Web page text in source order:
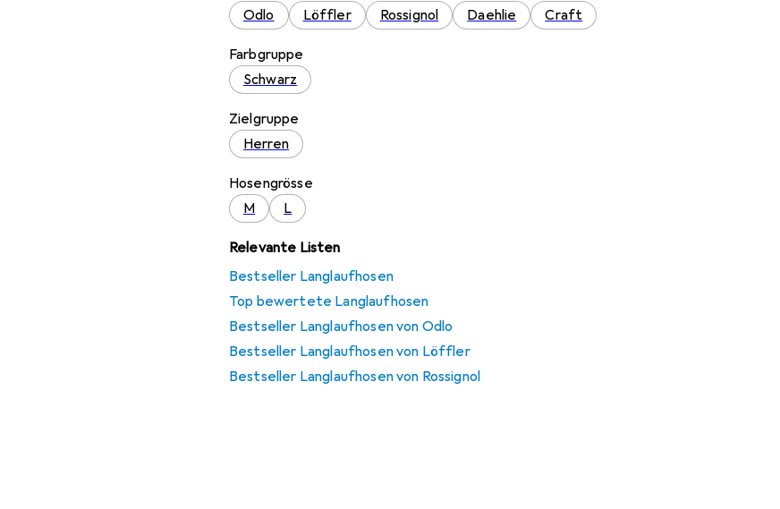
Odlo
Löffler Rossignol Daehlie Craft
Farbgruppe
Schwarz
Zielgruppe
Herren
Hosengrösse
M
L
Relevante Listen
Bestseller Langlaufhosen
Top bewertete Langlaufhosen
Bestseller Langlaufhosen von Odlo
Bestseller Langlaufhosen von Löffler
Bestseller Langlaufhosen von Rossignol